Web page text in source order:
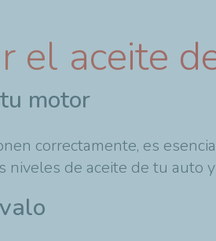
el aceite
motor
correctamente, es
de aceite de tu auto